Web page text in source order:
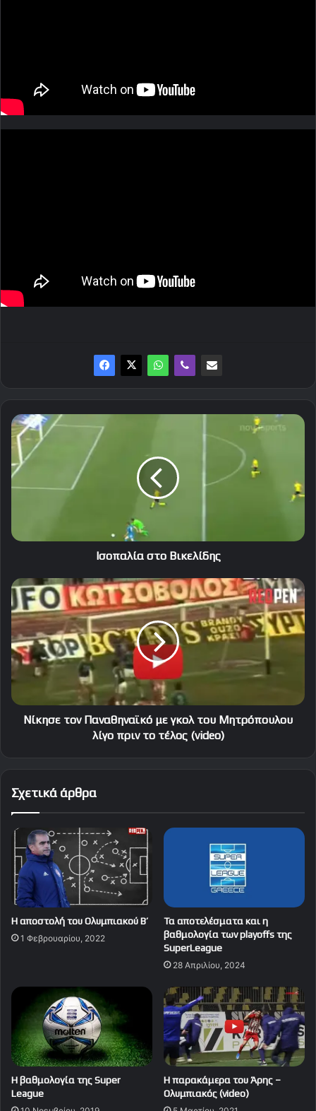
Ισοπαλία
στο
Βικελίδης
Ισοπαλία στο Βικελίδης
Νίκησε
τον
Παναθηναϊκό
με
γκολ
του
Μητρόπουλου
πριν
Νίκησε τον Παναθηναϊκό με γκολ του Μητρόπουλου
λίγο πριν το τέλος (video)
Σχετικά άρθρα
Η αποστολή του Ολυμπιακού Β’
1 Φεβρουαρίου, 2022
Τα αποτελέσματα και η
βαθμολογία των playoffs της
SuperLeague
28 Απριλίου, 2024
H βαθμολογία της Super
League
Η παρακάμερα του Άρης –
Ολυμπιακός (video)